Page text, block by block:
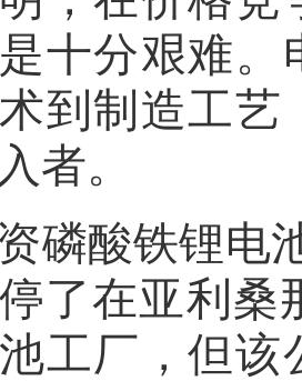
十分艰难。
到制造工
者。
磷酸铁锂电
了在亚利桑
工厂，但该